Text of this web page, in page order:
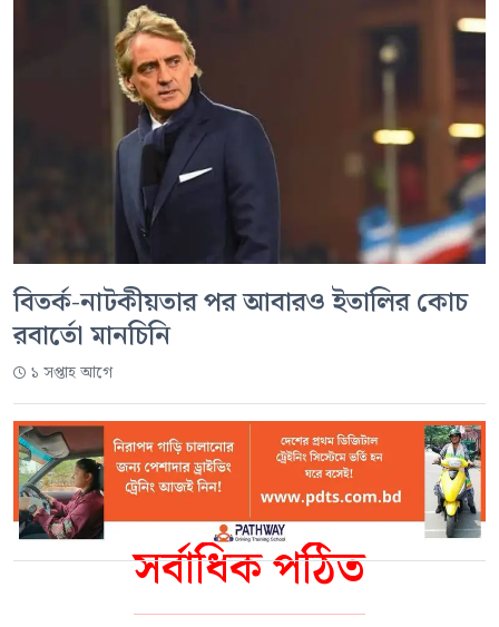
সর্বাধিক পঠিত
বিতর্ক-নাটকীয়তার পর আবারও ইতালির কোচ
রবার্তো মানচিনি
১ সপ্তাহ আগে